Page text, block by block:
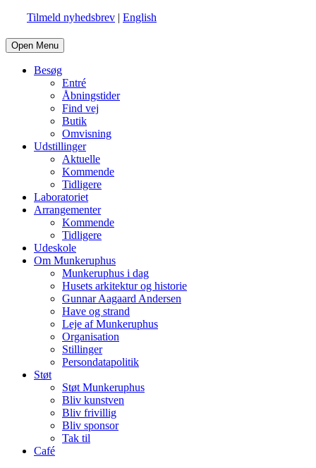
Tilmeld nyhedsbrev | English
Open Menu
Besøg
Entré
Åbningstider
Find vej
Butik
Omvisning
Udstillinger
Aktuelle
Kommende
Tidligere
Laboratoriet
Arrangementer
Kommende
Tidligere
Udeskole
Om Munkeruphus
Munkeruphus i dag
Husets arkitektur og historie
Gunnar Aagaard Andersen
Have og strand
Leje af Munkeruphus
Organisation
Stillinger
Persondatapolitik
Støt
Støt Munkeruphus
Bliv kunstven
Bliv frivillig
Bliv sponsor
Tak til
Café